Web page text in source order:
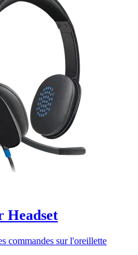
Headset
commandes sur l'oreillette